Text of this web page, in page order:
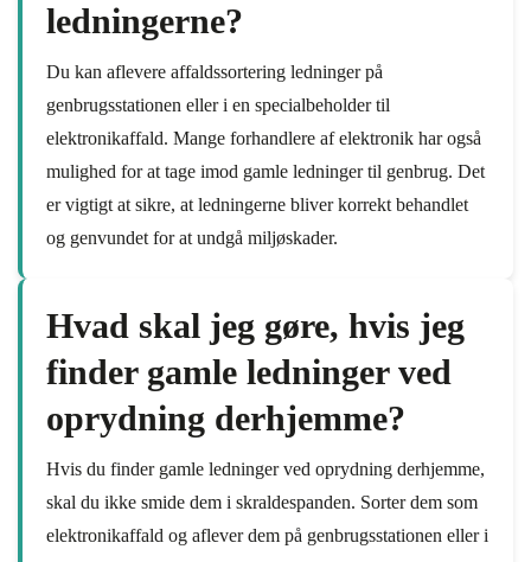
ledningerne?
Du kan aflevere affaldssortering ledninger på
genbrugsstationen eller i en specialbeholder til
elektronikaffald. Mange forhandlere af elektronik har også
mulighed for at tage imod gamle ledninger til genbrug. Det
er vigtigt at sikre, at ledningerne bliver korrekt behandlet
og genvundet for at undgå miljøskader.
Hvad skal jeg gøre, hvis jeg
finder gamle ledninger ved
oprydning derhjemme?
Hvis du finder gamle ledninger ved oprydning derhjemme,
skal du ikke smide dem i skraldespanden. Sorter dem som
elektronikaffald og aflever dem på genbrugsstationen eller i